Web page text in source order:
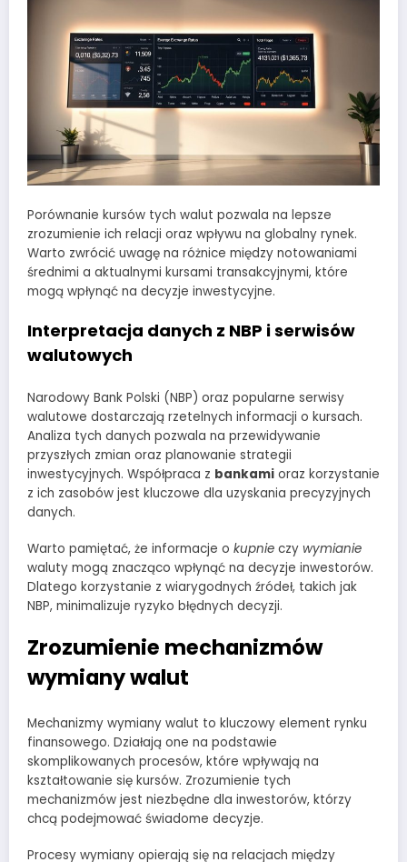
Porównanie kursów tych walut pozwala na lepsze
zrozumienie ich relacji oraz wpływu na globalny rynek.
Warto zwrócić uwagę na różnice między notowaniami
średnimi a aktualnymi kursami transakcyjnymi, które
mogą wpłynąć na decyzje inwestycyjne.
Interpretacja danych z NBP i serwisów
walutowych
Narodowy Bank Polski (NBP) oraz popularne serwisy
walutowe dostarczają rzetelnych informacji o kursach.
Analiza tych danych pozwala na przewidywanie
przyszłych zmian oraz planowanie strategii
inwestycyjnych. Współpraca z bankami oraz korzystanie
z ich zasobów jest kluczowe dla uzyskania precyzyjnych
danych.
Warto pamiętać, że informacje o kupnie czy wymianie
waluty mogą znacząco wpłynąć na decyzje inwestorów.
Dlatego korzystanie z wiarygodnych źródeł, takich jak
NBP, minimalizuje ryzyko błędnych decyzji.
Zrozumienie mechanizmów
wymiany walut
Mechanizmy wymiany walut to kluczowy element rynku
finansowego. Działają one na podstawie
skomplikowanych procesów, które wpływają na
kształtowanie się kursów. Zrozumienie tych
mechanizmów jest niezbędne dla inwestorów, którzy
chcą podejmować świadome decyzje.
Procesy wymiany opierają się na relacjach między